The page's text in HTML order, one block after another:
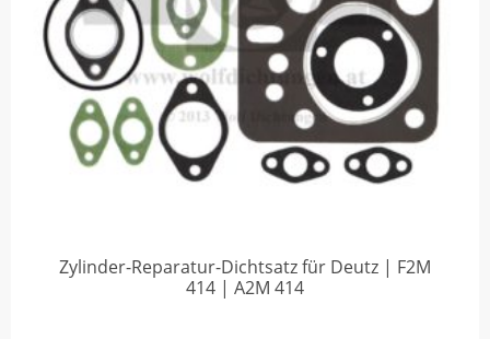
Zylinder-Reparatur-Dichtsatz für Deutz | F2M
414 | A2M 414